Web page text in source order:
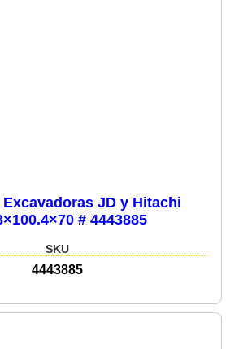
JD y Hitachi
# 4443885
SKU
4443885